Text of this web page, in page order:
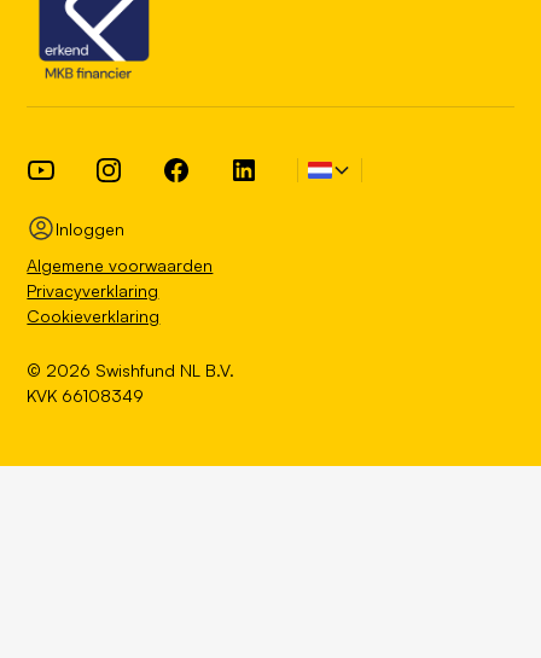
© 2026 Swishfund NL B.V.
KVK 66108349
Algemene voorwaarden
Privacyverklaring
Cookieverklaring
Inloggen